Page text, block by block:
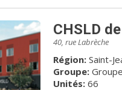
CHSLD
40, rue Labrèche
Région: Saint-
Groupe:
Unités:66